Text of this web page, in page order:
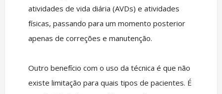
atividades de vida diária (AVDs) e atividades
físicas, passando para um momento posterior
apenas de correções e manutenção.
Outro benefício com o uso da técnica é que não
existe limitação para quais tipos de pacientes. É